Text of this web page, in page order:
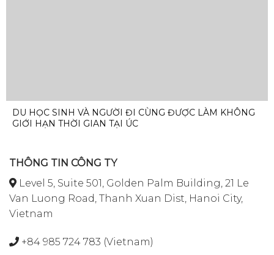
DU HỌC SINH VÀ NGƯỜI ĐI CÙNG ĐƯỢC LÀM KHÔNG
GIỚI HẠN THỜI GIAN TẠI ÚC
THÔNG TIN CÔNG TY
Level 5, Suite 501, Golden Palm Building, 21 Le
Van Luong Road, Thanh Xuan Dist, Hanoi City,
Vietnam
+84 985 724 783 (Vietnam)